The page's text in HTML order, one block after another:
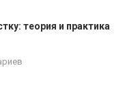
теория и практика